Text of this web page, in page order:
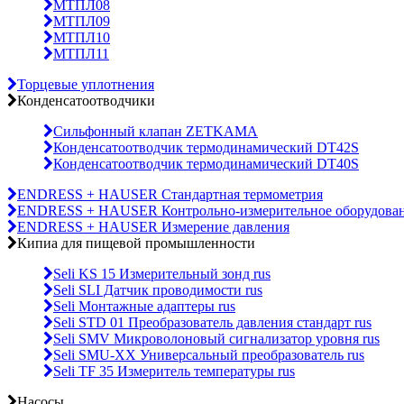
МТПЛ08
МТПЛ09
МТПЛ10
МТПЛ11
Торцевые уплотнения
Конденсатоотводчики
Сильфонный клапан ZETKAMA
Конденсатоотводчик термодинамический DT42S
Конденсатоотводчик термодинамический DT40S
ENDRESS + HAUSER Стандартная термометрия
ENDRESS + HAUSER Контрольно-измерительное
ENDRESS + HAUSER Измерение давления
Кипиа для пищевой промышленности
Seli KS 15 Измерительный зонд rus
Seli SLI Датчик проводимости rus
Seli Монтажные адаптеры rus
Seli STD 01 Преобразователь давления стандарт rus
Seli SMV Микроволоновый сигнализатор уровня rus
Seli SMU-ХХ Универсальный преобразователь rus
Seli TF 35 Измеритель температуры rus